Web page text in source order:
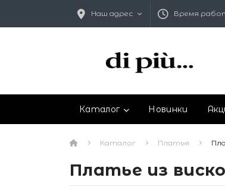
Наш адрес Время
Каталог Новинки
Каталог Платья
Платье из